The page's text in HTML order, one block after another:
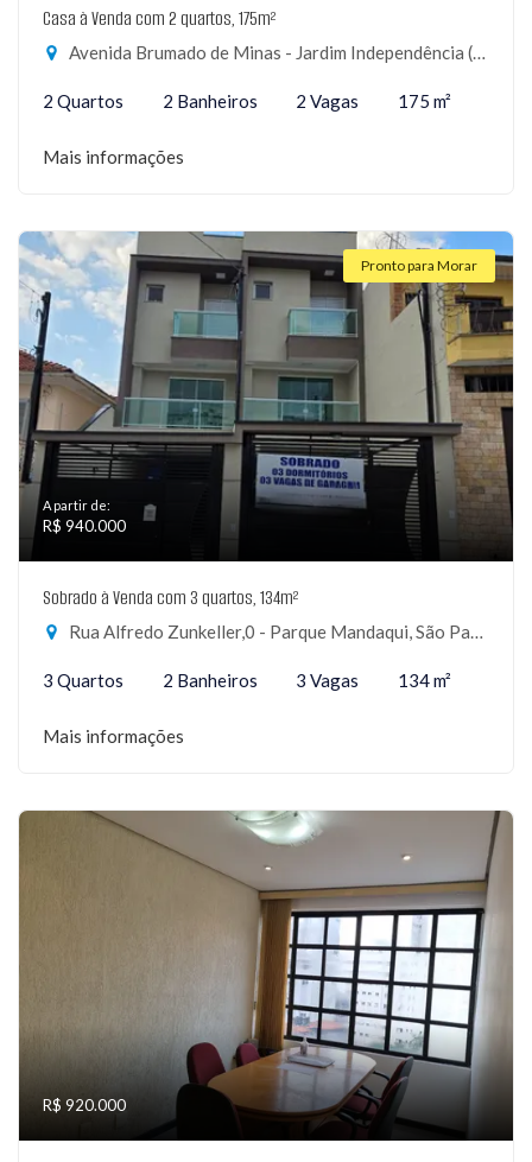
Casa à Venda com 2 quartos, 175m²
Avenida Brumado de Minas - Jardim Independência (São Paulo), São Paulo-SP
2 Quartos 2 Banheiros 2 Vagas 175 m²
Mais informações
Pronto para Morar
A partir de:
R$ 940.000
Sobrado à Venda com 3 quartos, 134m²
Rua Alfredo Zunkeller,0 - Parque Mandaqui, São Paulo-SP
3 Quartos 2 Banheiros 3 Vagas 134 m²
Mais informações
R$ 920.000